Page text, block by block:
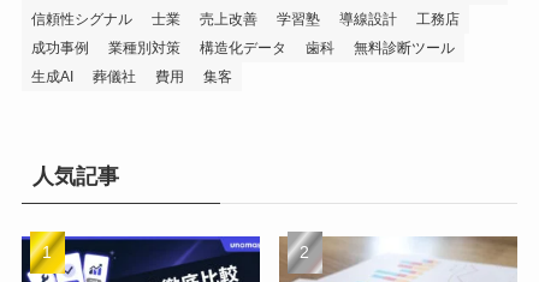
信頼性シグナル
士業 売上改善 学習塾 導線設計
工務店
成功事例
業種別対策 構造化データ 歯科
無料診断ツール
生成AI
葬儀社 費用 集客
人気記事